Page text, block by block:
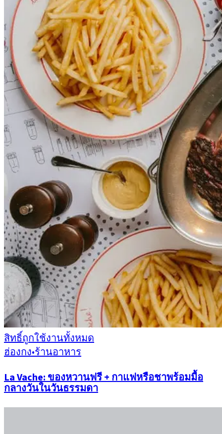
สิทธิ์ถูกใช้งานทั้งหมด
ฮ่องกง•ร้านอาหาร
La Vache: ของหวานฟรี + กาแฟหรือชาพร้อมมื้อ
กลางวันในวันธรรมดา